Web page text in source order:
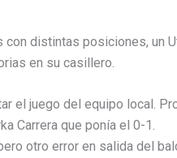
con distintas posiciones, un
en su casillero.
el juego del equipo local.
Carrera que ponía el 0-1.
otro error en salida del